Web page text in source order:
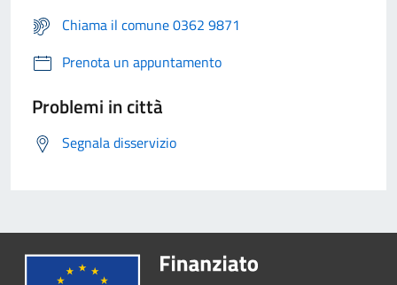
Chiama il comune 0362 9871
Prenota un appuntamento
Problemi in città
Segnala disservizio